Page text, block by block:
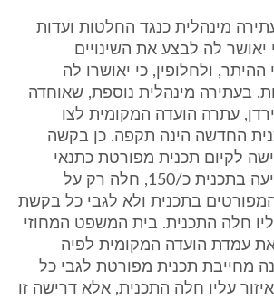
מינהלית כנגד החלטות ועדות
יאושר לה לבצע את השינויים
ולחלופין, כי יאושרו לה
בעתירה מינהלית נוספת, שאוחדה
עתרה הועדה המקומית לצו
החדשה הינה תקפה. כן בקשה
לקיום תכנית מפורטת כתנאי
למתן היתר, המופיעה בתכנית כ/150, חלה רק על
המפורטים בתכנית ולא לגבי כל בקשת
חלה התכנית. בית המשפט המחוזי
עמדת הועדה המקומית לפיה
כ/150 אינה מחייבת תכנית מפורטת לגבי כל
עליו חלה התכנית, אלא דרישה זו